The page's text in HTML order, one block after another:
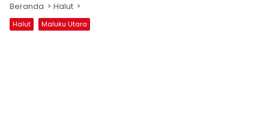
Beranda Halut
Halut Maluku Utara